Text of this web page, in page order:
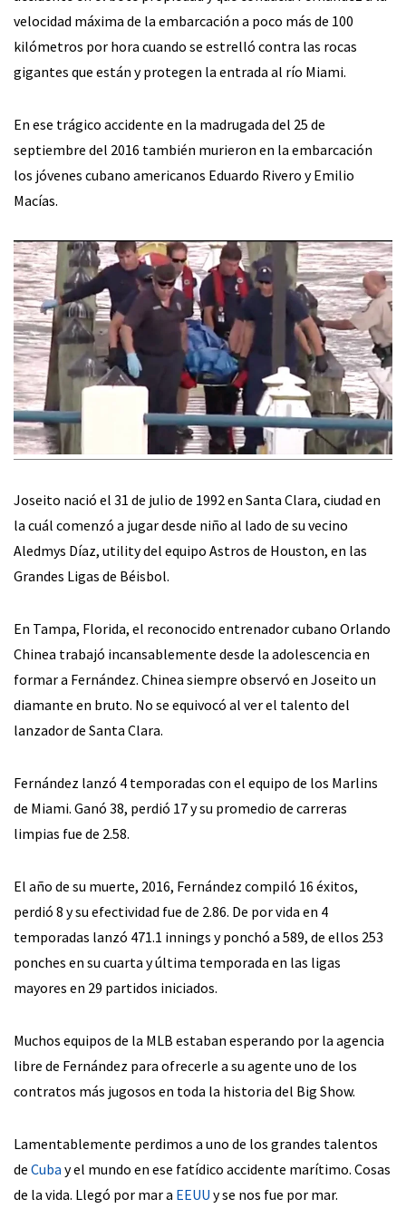
velocidad máxima de la embarcación a poco más de 100
kilómetros por hora cuando se estrelló contra las rocas
gigantes que están y protegen la entrada al río Miami.
En ese trágico accidente en la madrugada del 25 de
septiembre del 2016 también murieron en la embarcación
los jóvenes cubano americanos Eduardo Rivero y Emilio
Macías.
Joseito nació el 31 de julio de 1992 en Santa Clara, ciudad en
la cuál comenzó a jugar desde niño al lado de su vecino
Aledmys Díaz, utility del equipo Astros de Houston, en las
Grandes Ligas de Béisbol.
En Tampa, Florida, el reconocido entrenador cubano Orlando
Chinea trabajó incansablemente desde la adolescencia en
formar a Fernández. Chinea siempre observó en Joseito un
diamante en bruto. No se equivocó al ver el talento del
lanzador de Santa Clara.
Fernández lanzó 4 temporadas con el equipo de los Marlins
de Miami. Ganó 38, perdió 17 y su promedio de carreras
limpias fue de 2.58.
El año de su muerte, 2016, Fernández compiló 16 éxitos,
perdió 8 y su efectividad fue de 2.86. De por vida en 4
temporadas lanzó 471.1 innings y ponchó a 589, de ellos 253
ponches en su cuarta y última temporada en las ligas
mayores en 29 partidos iniciados.
Muchos equipos de la MLB estaban esperando por la agencia
libre de Fernández para ofrecerle a su agente uno de los
contratos más jugosos en toda la historia del Big Show.
Lamentablemente perdimos a uno de los grandes talentos
de Cuba y el mundo en ese fatídico accidente marítimo. Cosas
de la vida. Llegó por mar a EEUU y se nos fue por mar.